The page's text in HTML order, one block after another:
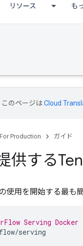
リソース も
このページはCloud
For Production ガイド
供する
使用を開始する最も
Serving Docker
serving